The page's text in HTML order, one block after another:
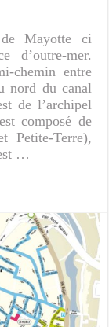
Mayotte ci
d’outre-mer.
chemin entre
nord du canal
de l’archipel
composé de
Petite-Terre),
…